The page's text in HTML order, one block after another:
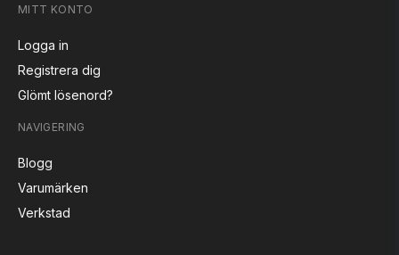
MITT KONTO
Logga in
Registrera dig
Glömt lösenord?
NAVIGERING
Blogg
Varumärken
Verkstad